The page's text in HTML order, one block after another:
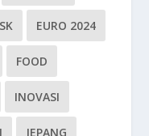
EURO 2024
FOOD
INOVASI
JEPANG